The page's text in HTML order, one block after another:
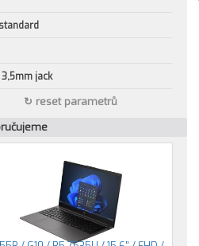
jack
↻ reset parametrů